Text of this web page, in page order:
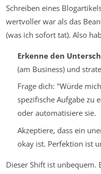
Schreiben eines
wertvoller war als das
(was ich sofort tat). Also
Erkenne den
(am Business) und
Frage dich: "Würde
spezifische Aufgabe zu
oder automatisiere sie.
Akzeptiere, dass ein
okay ist. Perfektion ist
Dieser Shift ist unbequem.